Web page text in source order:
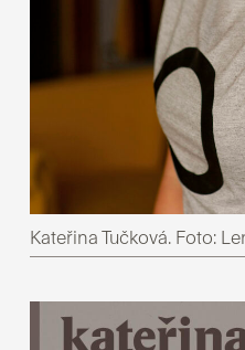
Kateřina Tučková. Foto: